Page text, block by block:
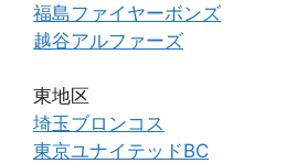
福島ファイヤーボンズ
越谷アルファーズ
東地区
埼玉ブロンコス
東京ユナイテッドBC